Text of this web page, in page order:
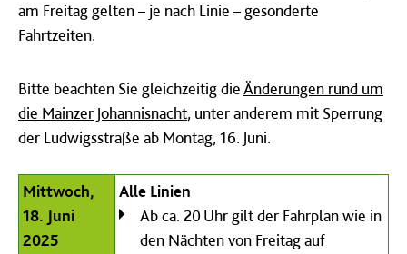
am Freitag gelten – je nach Linie – gesonderte
Fahrtzeiten.
Bitte beachten Sie gleichzeitig dieÄnderungen rund um
die Mainzer Johannisnacht, unter anderem mit Sperrung
der Ludwigsstraße ab Montag, 16. Juni.
Mittwoch,
18. Juni
2025
Alle Linien
Ab ca. 20 Uhr gilt der Fahrplan wie in
den Nächten von Freitag auf